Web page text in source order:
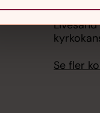
1
Se fler